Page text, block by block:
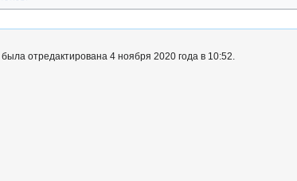
отредактирована 4 ноября 2020 года в 10:52.